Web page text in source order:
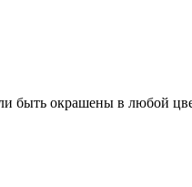
быть окрашены в любой